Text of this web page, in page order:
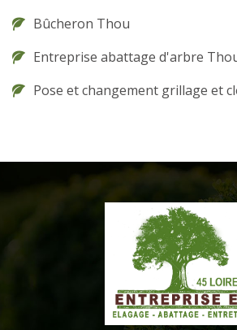
Bûcheron Thou
Entreprise abattage d'arbre
Pose et changement grillage et